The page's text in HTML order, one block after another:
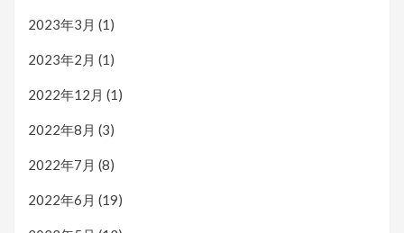
2023年3月 (1)
2023年2月 (1)
2022年12月 (1)
2022年8月 (3)
2022年7月 (8)
2022年6月 (19)